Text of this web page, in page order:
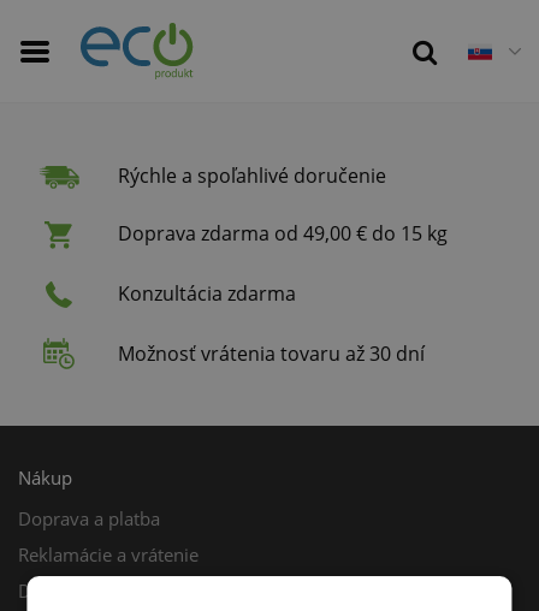
Rýchle a spoľahlivé doručenie
Doprava zdarma od 49,00 € do 15 kg
Konzultácia zdarma
Možnosť vrátenia tovaru až 30 dní
Nákup
Doprava a platba
Reklamácie a vrátenie
Darčekový poukaz